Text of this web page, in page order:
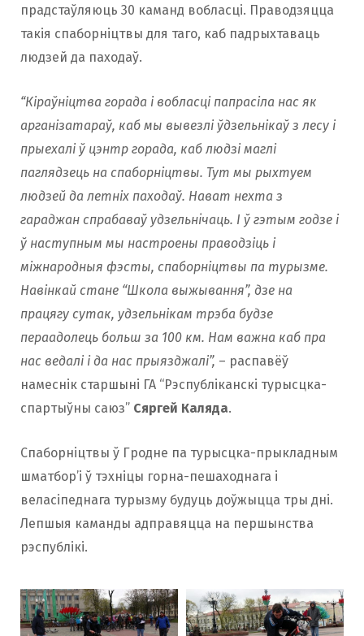
прадстаўляюць 30 каманд вобласці. Праводзяцца
такія спаборніцтвы для таго, каб падрыхтаваць
людзей да паходаў.
“Кіраўніцтва горада і вобласці папрасіла нас як
арганізатараў, каб мы вывезлі ўдзельнікаў з лесу і
прыехалі ў цэнтр горада, каб людзі маглі
паглядзець на спаборніцтвы. Тут мы рыхтуем
людзей да летніх паходаў. Нават нехта з
гараджан спрабаваў удзельнiчаць. І ў гэтым годзе і
ў наступным мы настроены праводзіць і
міжнародныя фэсты, спаборніцтвы па турызме.
Навінкай стане “Школа выжывання”, дзе на
працягу сутак, удзельнікам трэба будзе
пераадолець больш за 100 км. Нам важна каб пра
нас ведалі і да нас прыязджалі”, – распавёў
намеснік старшыні ГА “Рэспубліканскі турысцка-
спартыўны саюз” Сяргей Каляда.
Спаборніцтвы ў Гродне па турысцка-прыкладным
шматбор’і ў тэхніцы горна-пешаходнага і
веласіпеднага турызму будуць доўжыцца тры дні.
Лепшыя каманды адправяцца на першынства
рэспублікі.